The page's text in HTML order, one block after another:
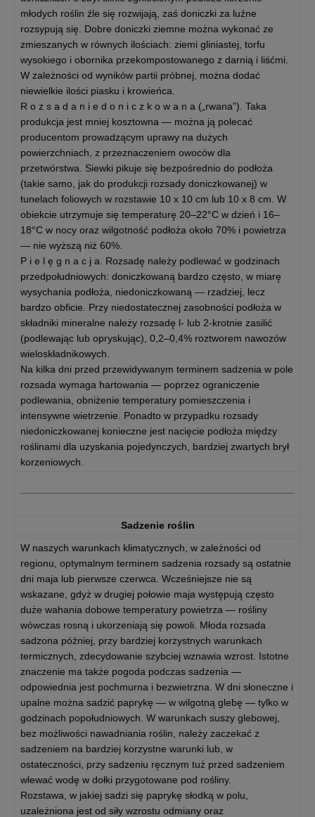
młodych roślin źle się rozwijają, zaś doniczki za luźne
rozsypują się. Dobre doniczki ziemne można wykonać ze
zmieszanych w równych ilościach: ziemi gliniastej, torfu
wysokiego i obornika przekompostowanego z darnią i liśćmi.
W zależności od wyników partii próbnej, można dodać
niewielkie ilości piasku i krowieńca.
R o z s a d a n i e d o n i c z k o w a n a („rwana”). Taka
produkcja jest mniej kosztowna — można ją polecać
producentom prowadzącym uprawy na dużych
powierzchniach, z przeznaczeniem owoców dla
przetwórstwa. Siewki pikuje się bezpośrednio do podłoża
(takie samo, jak do produkcji rozsady doniczkowanej) w
tunelach foliowych w rozstawie 10 x 10 cm lub 10 x 8 cm. W
obiekcie utrzymuje się temperaturę 20–22°C w dzień i 16–
18°C w nocy oraz wilgotność podłoża około 70% i powietrza
— nie wyższą niż 60%.
P i e l ę g n a c j a. Rozsadę należy podlewać w godzinach
przedpołudniowych: doniczkowaną bardzo często, w miarę
wysychania podłoża, niedoniczkowaną — rzadziej, lecz
bardzo obficie. Przy niedostatecznej zasobności podłoża w
składniki mineralne należy rozsadę l- lub 2-krotnie zasilić
(podlewając lub opryskując), 0,2–0,4% roztworem nawozów
wieloskładnikowych.
Na kilka dni przed przewidywanym terminem sadzenia w pole
rozsada wymaga hartowania — poprzez ograniczenie
podlewania, obniżenie temperatury pomieszczenia i
intensywne wietrzenie. Ponadto w przypadku rozsady
niedoniczkowanej konieczne jest nacięcie podłoża między
roślinami dla uzyskania pojedynczych, bardziej zwartych brył
korzeniowych.
Sadzenie roślin
W naszych warunkach klimatycznych, w zależności od
regionu, optymalnym terminem sadzenia rozsady są ostatnie
dni maja lub pierwsze czerwca. Wcześniejsze nie są
wskazane, gdyż w drugiej połowie maja występują często
duże wahania dobowe temperatury powietrza — rośliny
wówczas rosną i ukorzeniają się powoli. Młoda rozsada
sadzona później, przy bardziej korzystnych warunkach
termicznych, zdecydowanie szybciej wznawia wzrost. Istotne
znaczenie ma także pogoda podczas sadzenia —
odpowiednia jest pochmurna i bezwietrzna. W dni słoneczne i
upalne można sadzić paprykę — w wilgotną glebę — tylko w
godzinach popołudniowych. W warunkach suszy glebowej,
bez możliwości nawadniania roślin, należy zaczekać z
sadzeniem na bardziej korzystne warunki lub, w
ostateczności, przy sadzeniu ręcznym tuż przed sadzeniem
wlewać wodę w dołki przygotowane pod rośliny.
Rozstawa, w jakiej sadzi się paprykę słodką w polu,
uzależniona jest od siły wzrostu odmiany oraz